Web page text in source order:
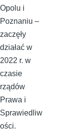
Opolu i
Poznaniu –
zaczęły
działać w
2022 r. w
czasie
rządów
Prawa i
Sprawiedliw
ości.